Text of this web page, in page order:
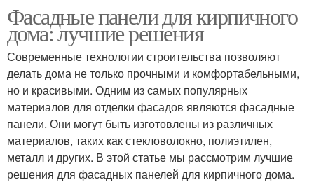
Фасадные панели для кирпичного
дома: лучшие решения
Современные технологии строительства позволяют
делать дома не только прочными и комфортабельными,
но и красивыми. Одним из самых популярных
материалов для отделки фасадов являются фасадные
панели. Они могут быть изготовлены из различных
материалов, таких как стекловолокно, полиэтилен,
металл и других. В этой статье мы рассмотрим лучшие
решения для фасадных панелей для кирпичного дома.